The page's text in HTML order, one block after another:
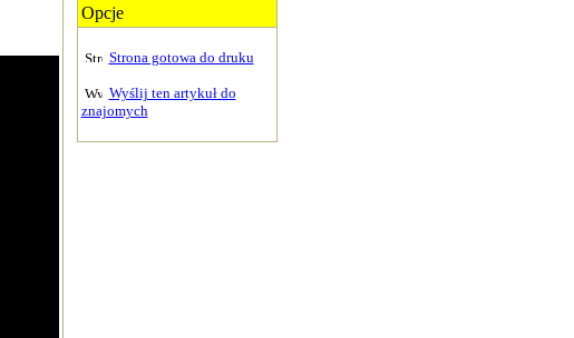
Opcje
Strona gotowa do druku
Wyślij ten artykuł do
znajomych